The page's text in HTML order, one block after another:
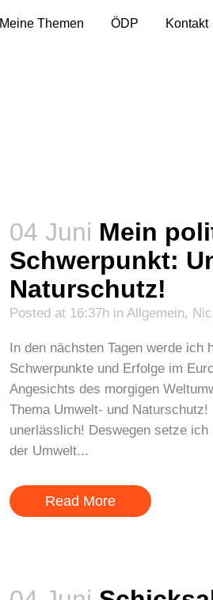
Meine Themen ÖDP Kontakt
04 Juni Mein
Schwerpunkt:
Naturschutz!
Posted at 16:37h in Allgemein,
In den nächsten Tagen werde ich
Schwerpunkte und Erfolge im
Angesichts des morgigen
Thema Umwelt- und
unerlässlich! Deswegen setze
der Umwelt...
Read More